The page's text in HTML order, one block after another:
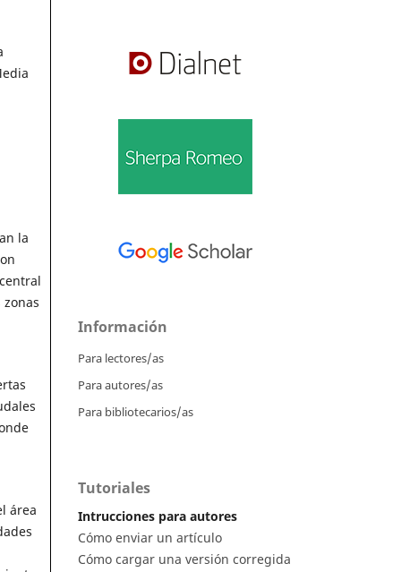
la
área
Información
Para lectores/as
Para autores/as
Para bibliotecarios/as
Tutoriales
Intrucciones para autores
Cómo enviar un artículo
Cómo cargar una versión corregida